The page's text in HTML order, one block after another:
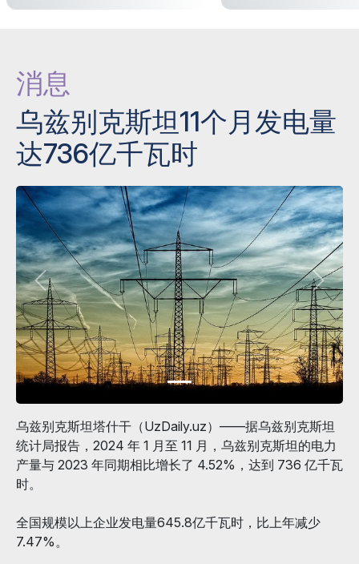
消息
乌兹别克斯坦11个月发电量
达736亿千瓦时
乌兹别克斯坦塔什干（UzDaily.uz）——据乌兹别克斯坦
统计局报告，2024 年 1 月至 11 月，乌兹别克斯坦的电力
产量与 2023 年同期相比增长了 4.52%，达到 736 亿千瓦
时。
全国规模以上企业发电量645.8亿千瓦时，比上年减少
7.47%。